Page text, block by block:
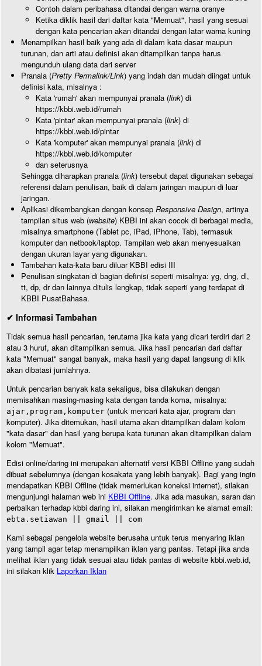
Contoh dalam peribahasa ditandai dengan warna oranye
Ketika diklik hasil dari daftar kata "Memuat", hasil yang sesuai
dengan kata pencarian akan ditandai dengan latar warna kuning
Menampilkan hasil baik yang ada di dalam kata dasar maupun
turunan, dan arti atau definisi akan ditampilkan tanpa harus
mengunduh ulang data dari server
Pranala (Pretty Permalink/Link) yang indah dan mudah diingat untuk
definisi kata, misalnya :
Kata 'rumah' akan mempunyai pranala (link) di
https://kbbi.web.id/rumah
Kata 'pintar' akan mempunyai pranala (link) di
https://kbbi.web.id/pintar
Kata 'komputer' akan mempunyai pranala (link) di
https://kbbi.web.id/komputer
dan seterusnya
Sehingga diharapkan pranala (link) tersebut dapat digunakan sebagai
referensi dalam penulisan, baik di dalam jaringan maupun di luar
jaringan.
Aplikasi dikembangkan dengan konsep Responsive Design, artinya
tampilan situs web (website) KBBI ini akan cocok di berbagai media,
misalnya smartphone (Tablet pc, iPad, iPhone, Tab), termasuk
komputer dan netbook/laptop. Tampilan web akan menyesuaikan
dengan ukuran layar yang digunakan.
Tambahan kata-kata baru diluar KBBI edisi III
Penulisan singkatan di bagian definisi seperti misalnya: yg, dng, dl,
tt, dp, dr dan lainnya ditulis lengkap, tidak seperti yang terdapat di
KBBI PusatBahasa.
✔ Informasi Tambahan
Tidak semua hasil pencarian, terutama jika kata yang dicari terdiri dari 2
atau 3 huruf, akan ditampilkan semua. Jika hasil pencarian dari daftar
kata "Memuat" sangat banyak, maka hasil yang dapat langsung di klik
akan dibatasi jumlahnya.
Untuk pencarian banyak kata sekaligus, bisa dilakukan dengan
memisahkan masing-masing kata dengan tanda koma, misalnya:
ajar,program,komputer (untuk mencari kata ajar, program dan
komputer). Jika ditemukan, hasil utama akan ditampilkan dalam kolom
"kata dasar" dan hasil yang berupa kata turunan akan ditampilkan dalam
kolom "Memuat".
Edisi online/daring ini merupakan alternatif versi KBBI Offline yang sudah
dibuat sebelumnya (dengan kosakata yang lebih banyak). Bagi yang ingin
mendapatkan KBBI Offline (tidak memerlukan koneksi internet), silakan
mengunjungi halaman web ini KBBI Offline. Jika ada masukan, saran dan
perbaikan terhadap kbbi daring ini, silakan mengirimkan ke alamat email:
ebta.setiawan || gmail || com
Kami sebagai pengelola website berusaha untuk terus menyaring iklan
yang tampil agar tetap menampilkan iklan yang pantas. Tetapi jika anda
melihat iklan yang tidak sesuai atau tidak pantas di website kbbi.web.id,
ini silakan klik Laporkan Iklan